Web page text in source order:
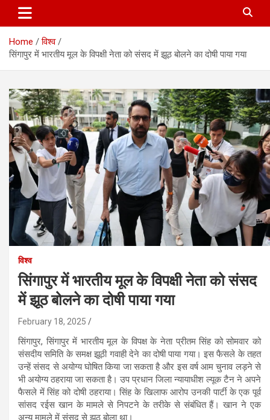
Home
विश्व
सिंगापुर में भारतीय मूल के विपक्षी नेता को संसद में झूठ बोलने का दोषी पाया गया
विश्व
सिंगापुर में भारतीय मूल के विपक्षी नेता को संसद
में झूठ बोलने का दोषी पाया गया
February 18, 2025
सिंगापुर, सिंगापुर में भारतीय मूल के विपक्ष के नेता प्रीतम सिंह को सोमवार को
संसदीय समिति के समक्ष झूठी गवाही देने का दोषी पाया गया। इस फैसले के तहत
उन्हें संसद से अयोग्य घोषित किया जा सकता है और इस वर्ष आम चुनाव लड़ने से
भी अयोग्य ठहराया जा सकता है। उप प्रधान जिला न्यायाधीश ल्यूक टैन ने अपने
फैसले में सिंह को दोषी ठहराया। सिंह के खिलाफ आरोप उनकी पार्टी के एक पूर्व
सांसद रईस खान के मामले से निपटने के तरीके से संबंधित हैं। खान ने एक
अन्य मामले में संसद से झूठ बोला था।